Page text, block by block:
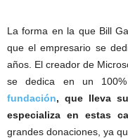
La forma en la que Bill
que el empresario se
años. El creador de
se dedica en un
fundación, que lleva
especializa en estas
grandes donaciones, ya